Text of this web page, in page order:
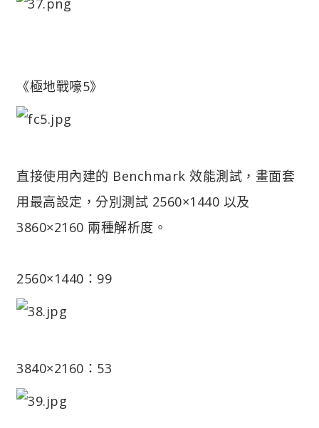
《極地戰嚎5》
直接使用內建的 Benchmark 效能測試，畫面套
用最高設定，分別測試 2560×1440 以及
3860×2160 兩種解析度。
2560×1440：99
3840×2160：53